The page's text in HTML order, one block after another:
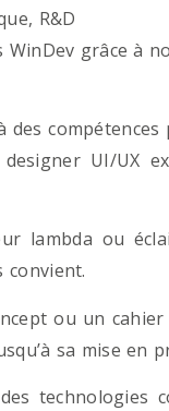
R&D
grâce à
des
designer UI/UX
lambda ou
ou un
sa mise en
technologies